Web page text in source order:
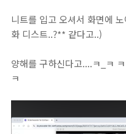
니트를 입고 오셔서 화면에
화 디스트..?** 같다고..)
양해를 구하신다고....ㅋ_ㅋ
ㅋ